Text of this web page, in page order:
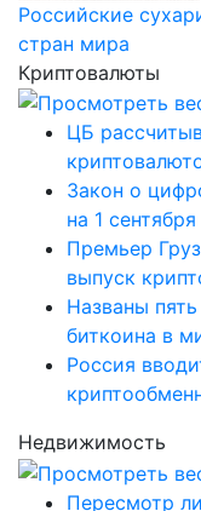
Российские
стран мира
Криптовалюты
ЦБ
Закон о
на 1 сентября
Премьер
выпуск
Названы
биткоина в
Россия
Недвижимость
Пересмотр